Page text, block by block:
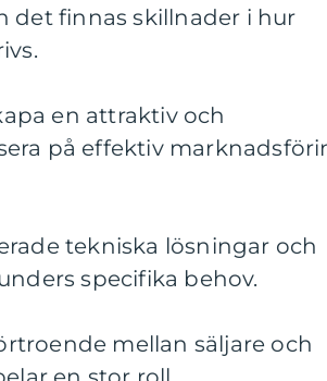
det finnas skillnader i hur
en attraktiv och
på effektiv
tekniska lösningar och
specifika behov.
mellan säljare och